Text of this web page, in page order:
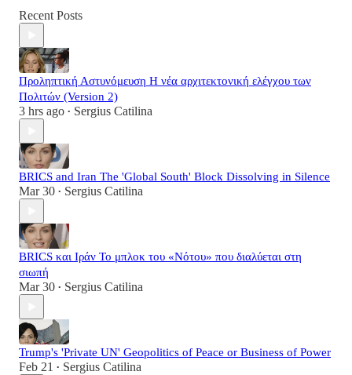
Recent Posts
Προληπτική Αστυνόμευση Η νέα αρχιτεκτονική ελέγχου των
Πολιτών (Version 2)
3 hrs ago • Sergius Catilina
BRICS and Iran The 'Global South' Block Dissolving in Silence
Mar 30 • Sergius Catilina
BRICS και Ιράν Το μπλοκ του «Νότου» που διαλύεται στη
σιωπή
Mar 30 • Sergius Catilina
Trump's 'Private UN' Geopolitics of Peace or Business of Power
Feb 21 • Sergius Catilina